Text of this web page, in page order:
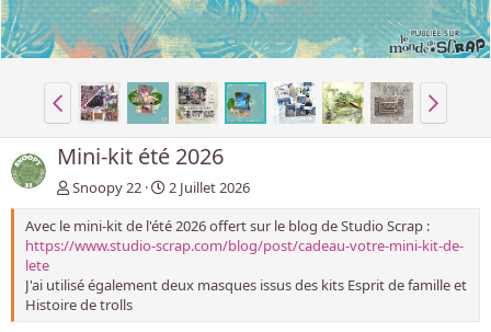
Mini-kit été 2026
Snoopy 22
2 Juillet 2026
Avec le mini-kit de l'été 2026 offert sur le blog de Studio Scrap :
https://www.studio-scrap.com/blog/post/cadeau-votre-mini-kit-de-
lete
J'ai utilisé également deux masques issus des kits Esprit de famille et
Histoire de trolls